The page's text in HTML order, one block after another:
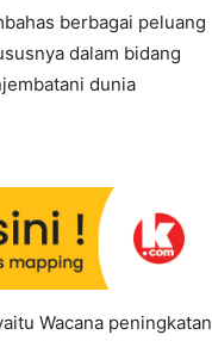
berbagai peluang
dalam bidang
dunia
Wacana peningkatan